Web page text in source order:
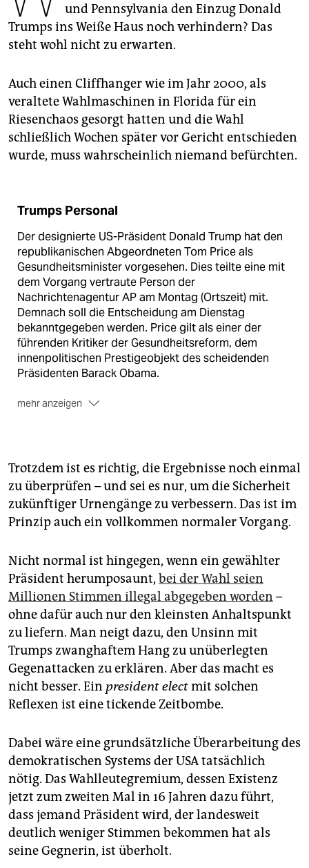
genossenschaft
epaper login
und Pennsylvania den Einzug Donald
Trumps ins Weiße Haus noch verhindern? Das
steht wohl nicht zu erwarten.
Auch einen Cliffhanger wie im Jahr 2000, als
veraltete Wahlmaschinen in Florida für ein
Riesenchaos gesorgt hatten und die Wahl
schließlich Wochen später vor Gericht entschieden
wurde, muss wahrscheinlich niemand befürchten.
Trumps Personal
Der designierte US-Präsident Donald Trump hat den
republikanischen Abgeordneten Tom Price als
Gesundheitsminister vorgesehen. Dies teilte eine mit
dem Vorgang vertraute Person der
Nachrichtenagentur AP am Montag (Ortszeit) mit.
Demnach soll die Entscheidung am Dienstag
bekanntgegeben werden. Price gilt als einer der
führenden Kritiker der Gesundheitsreform, dem
innenpolitischen Prestigeobjekt des scheidenden
Präsidenten Barack Obama.
mehr anzeigen
Nach einem Gespräch mit Petraeus an seinem New
Yorker Firmensitz zeigte sich Trump am Montag "sehr
beeindruckt", wie er über Twitter erklärte. Auch
Petraeus sprach von einem "sehr guten Treffen".
Irak, der Nato-Kräfte in Afghanistan und Chef des US-
Zentralkommandos. Am Dienstag wollte Trump seine
Gespräche über die Berufung für das State
Department fortsetzen. Geplant war ein zweites
Treffen mit dem früheren Präsidentschaftskandidaten
Mitt Romney. (ap/afp)
Trotzdem ist es richtig, die Ergebnisse noch einmal
zu überprüfen – und sei es nur, um die Sicherheit
zukünftiger Urnengänge zu verbessern. Das ist im
Prinzip auch ein vollkommen normaler Vorgang.
Nicht normal ist hingegen, wenn ein gewählter
Präsident herumposaunt, bei der Wahl seien
Millionen Stimmen illegal abgegeben worden –
ohne dafür auch nur den kleinsten Anhaltspunkt
zu liefern. Man neigt dazu, den Unsinn mit
Trumps zwanghaftem Hang zu unüberlegten
Gegenattacken zu erklären. Aber das macht es
nicht besser. Ein president electmit solchen
Reflexen ist eine tickende Zeitbombe.
Dabei wäre eine grundsätzliche Überarbeitung des
demokratischen Systems der USA tatsächlich
nötig. Das Wahlleutegremium, dessen Existenz
jetzt zum zweiten Mal in 16 Jahren dazu führt,
dass jemand Präsident wird, der landesweit
deutlich weniger Stimmen bekommen hat als
seine Gegnerin, ist überholt.